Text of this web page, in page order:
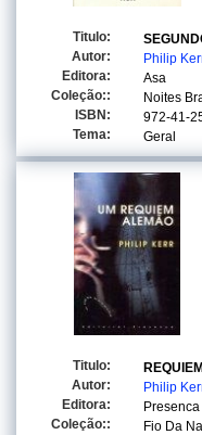
Titulo:
Autor:
Philip
Editora:
Asa
Coleção::
Noites
ISBN:
972-41-
Tema:
Geral
Titulo:
Autor:
Philip
Editora:
Presenca
Coleção::
Fio Da